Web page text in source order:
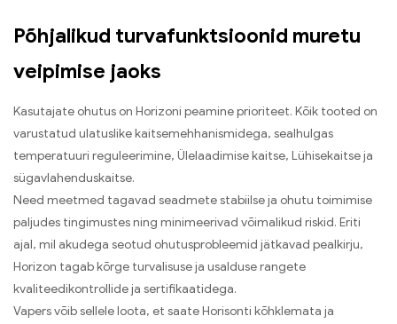
Põhjalikud turvafunktsioonid muretu
veipimise jaoks
Kasutajate ohutus on Horizoni peamine prioriteet. Kõik tooted on
varustatud ulatuslike kaitsemehhanismidega, sealhulgas
temperatuuri reguleerimine, Ülelaadimise kaitse, Lühisekaitse ja
sügavlahenduskaitse.
Need meetmed tagavad seadmete stabiilse ja ohutu toimimise
paljudes tingimustes ning minimeerivad võimalikud riskid. Eriti
ajal, mil akudega seotud ohutusprobleemid jätkavad pealkirju,
Horizon tagab kõrge turvalisuse ja usalduse rangete
kvaliteedikontrollide ja sertifikaatidega.
Vapers võib sellele loota, et saate Horisonti kõhklemata ja